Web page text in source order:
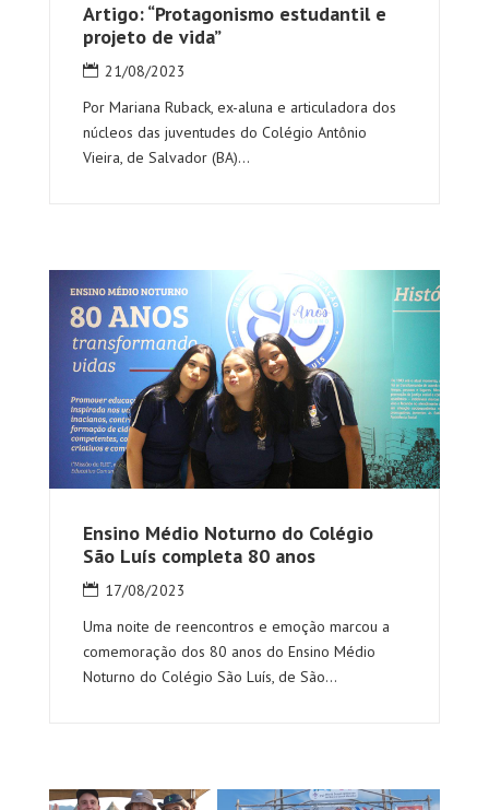
Artigo: “Protagonismo estudantil e
projeto de vida”
21/08/2023
Por Mariana Ruback, ex-aluna e articuladora dos
núcleos das juventudes do Colégio Antônio
Vieira, de Salvador (BA)...
Ensino Médio Noturno do Colégio
São Luís completa 80 anos
17/08/2023
Uma noite de reencontros e emoção marcou a
comemoração dos 80 anos do Ensino Médio
Noturno do Colégio São Luís, de São...